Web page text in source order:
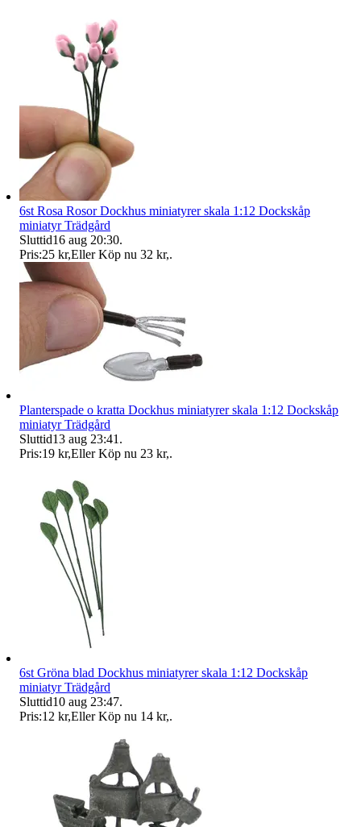
6st Rosa Rosor Dockhus miniatyrer skala 1:12 Dockskåp
miniatyr Trädgård
Sluttid16 aug 20:30.
Pris:25 kr,Eller Köp nu 32 kr,.
Planterspade o kratta Dockhus miniatyrer skala 1:12 Dockskåp
miniatyr Trädgård
Sluttid13 aug 23:41 .
Pris:19 kr,Eller Köp nu 23 kr,.
6st Gröna blad Dockhus miniatyrer skala 1:12 Dockskåp
miniatyr Trädgård
Sluttid10 aug 23:47.
Pris:12 kr,Eller Köp nu 14 kr,.